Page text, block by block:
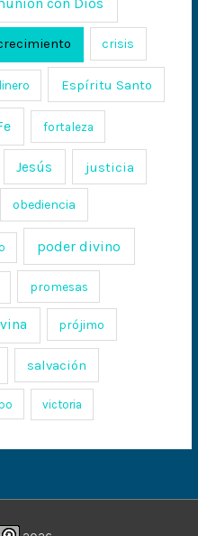
crisis
Espíritu Santo
fortaleza
Jesús justicia
obediencia
poder divino
promesas
prójimo
salvación
victoria